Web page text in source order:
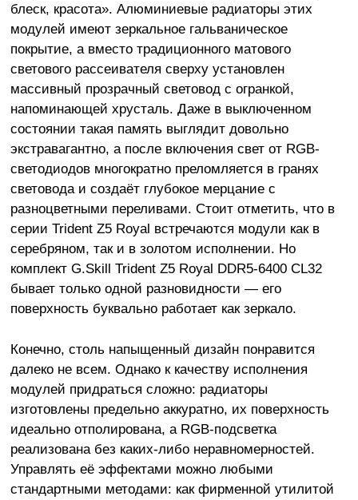
блеск, красота». Алюминиевые радиаторы этих
модулей имеют зеркальное гальваническое
покрытие, а вместо традиционного матового
светового рассеивателя сверху установлен
массивный прозрачный световод с огранкой,
напоминающей хрусталь. Даже в выключенном
состоянии такая память выглядит довольно
экстравагантно, а после включения свет от RGB-
светодиодов многократно преломляется в гранях
световода и создаёт глубокое мерцание с
разноцветными переливами. Стоит отметить, что в
серии Trident Z5 Royal встречаются модули как в
серебряном, так и в золотом исполнении. Но
комплект G.Skill Trident Z5 Royal DDR5-6400 CL32
бывает только одной разновидности — его
поверхность буквально работает как зеркало.
Конечно, столь напыщенный дизайн понравится
далеко не всем. Однако к качеству исполнения
модулей придраться сложно: радиаторы
изготовлены предельно аккуратно, их поверхность
идеально отполирована, а RGB-подсветка
реализована без каких-либо неравномерностей.
Управлять её эффектами можно любыми
стандартными методами: как фирменной утилитой